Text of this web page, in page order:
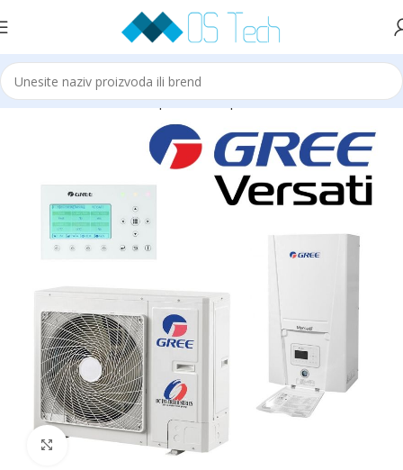
Početna Gree Gree Toplotne Pumpe Gree MONOBLOCK
Click to enlarge